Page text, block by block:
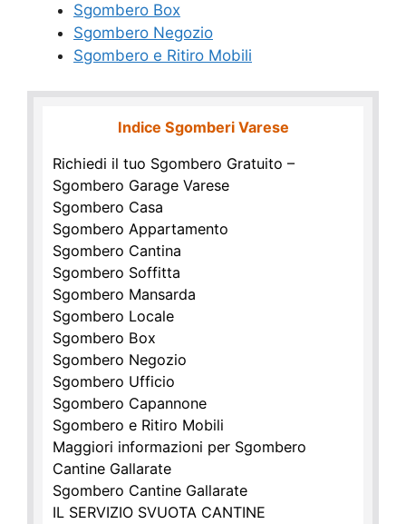
Sgombero Box
Sgombero Negozio
Sgombero e Ritiro Mobili
Indice Sgomberi Varese
Richiedi il tuo Sgombero Gratuito –
Sgombero Garage Varese
Sgombero Casa
Sgombero Appartamento
Sgombero Cantina
Sgombero Soffitta
Sgombero Mansarda
Sgombero Locale
Sgombero Box
Sgombero Negozio
Sgombero Ufficio
Sgombero Capannone
Sgombero e Ritiro Mobili
Maggiori informazioni per Sgombero
Cantine Gallarate
Sgombero Cantine Gallarate
IL SERVIZIO SVUOTA CANTINE